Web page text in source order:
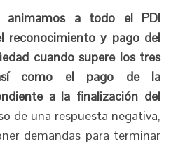
animamos a todo el PDI
reconocimiento y pago del
cuando supere los tres
como el pago de la
a la finalización del
de una respuesta negativa,
demandas para terminar